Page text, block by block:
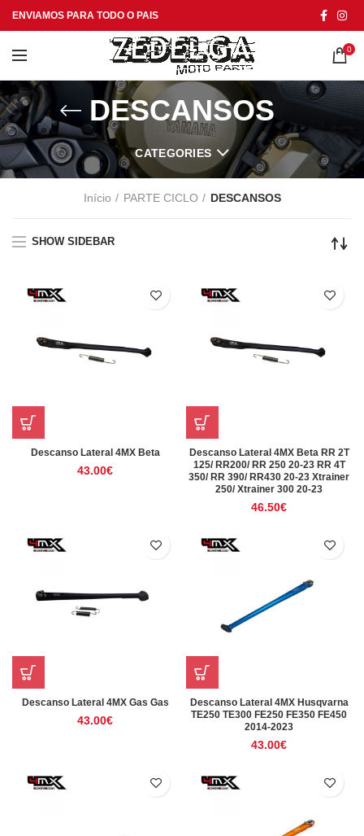
ENVIAMOS PARA TODO O PAIS
0
DESCANSOS
CATEGORIES
Início PARTE CICLO DESCANSOS
SHOW SIDEBAR
Descanso Lateral 4MX Beta
43.00€
Descanso Lateral 4MX Beta RR 2T
125/ RR200/ RR 250 20-23 RR 4T
350/ RR 390/ RR430 20-23 Xtrainer
250/ Xtrainer 300 20-23
46.50€
Descanso Lateral 4MX Gas Gas
43.00€
Descanso Lateral 4MX Husqvarna
TE250 TE300 FE250 FE350 FE450
2014-2023
43.00€